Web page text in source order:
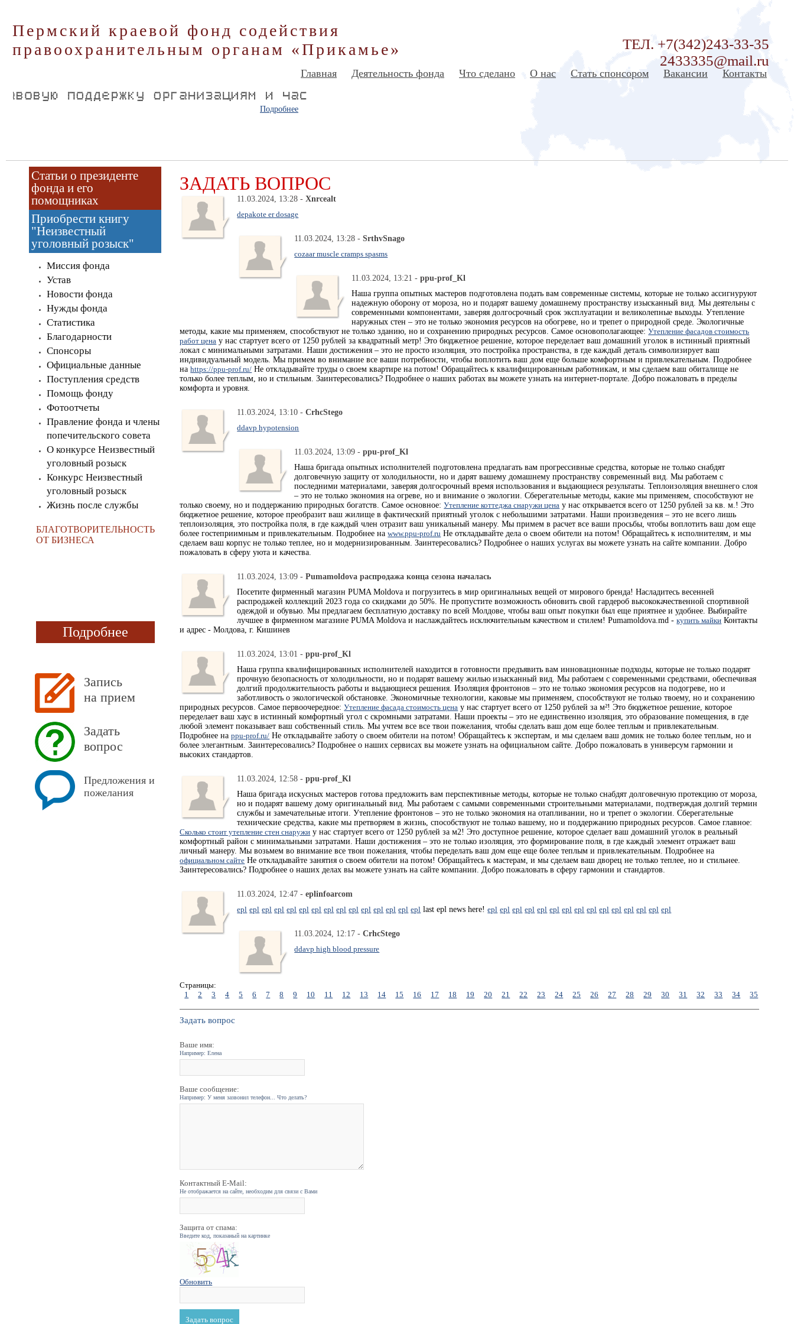
Пермский краевой фонд содействия
правоохранительным органам «Прикамье»
ТЕЛ. +7(342)243-33-35
2433335@mail.ru
Главная Деятельность фонда Что сделано О нас Стать спонсором Вакансии Контакты
Подробнее
Статьи о президенте
фонда и его
помощниках
Приобрести книгу
"Неизвестный
уголовный розыск"
Миссия фонда
Устав
Новости фонда
Нужды фонда
Статистика
Благодарности
Спонсоры
Официальные данные
Поступления средств
Помощь фонду
Фотоотчеты
Правление фонда и члены
попечительского совета
О конкурсе Неизвестный
уголовный розыск
Конкурс Неизвестный
уголовный розыск
Жизнь после службы
БЛАГОТВОРИТЕЛЬНОСТЬ
ОТ БИЗНЕСА
Подробнее
Запись
на прием
Задать
вопрос
Предложения и
пожелания
ЗАДАТЬ ВОПРОС
11.03.2024, 13:28 -Xnrcealt
depakote er dosage
11.03.2024, 13:28 -SrthvSnago
cozaar muscle cramps spasms
11.03.2024, 13:21 -ppu-prof_Kl
Наша группа опытных мастеров подготовлена подать вам современные системы, которые не только ассигнуруют
надежную оборону от мороза, но и подарят вашему домашнему пространству изысканный вид. Мы деятельны с
современными компонентами, заверяя долгосрочный срок эксплуатации и великолепные выходы. Утепление
наружных стен – это не только экономия ресурсов на обогреве, но и трепет о природной среде. Экологичные
методы, какие мы применяем, способствуют не только зданию, но и сохранению природных ресурсов. Самое основополагающее:Утепление фасадов стоимость
работ цена у нас стартует всего от 1250 рублей за квадратный метр! Это бюджетное решение, которое переделает ваш домашний уголок в истинный приятный
локал с минимальными затратами. Наши достижения – это не просто изоляция, это постройка пространства, в где каждый деталь символизирует ваш
индивидуальный модель. Мы примем во внимание все ваши потребности, чтобы воплотить ваш дом еще больше комфортным и привлекательным. Подробнее
наhttps://ppu-prof.ru/ Не откладывайте труды о своем квартире на потом! Обращайтесь к квалифицированным работникам, и мы сделаем ваш обиталище не
только более теплым, но и стильным. Заинтересовались? Подробнее о наших работах вы можете узнать на интернет-портале. Добро пожаловать в пределы
комфорта и уровня.
11.03.2024, 13:10 -CrhcStego
ddavp hypotension
11.03.2024, 13:09 -ppu-prof_Kl
Наша бригада опытных исполнителей подготовлена предлагать вам прогрессивные средства, которые не только снабдят
долговечную защиту от холодильности, но и дарят вашему домашнему пространству современный вид. Мы работаем с
последними материалами, заверяя долгосрочный время использования и выдающиеся результаты. Теплоизоляция внешнего слоя
– это не только экономия на огреве, но и внимание о экологии. Сберегательные методы, какие мы применяем, способствуют не
только своему, но и поддержанию природных богатств. Самое основное:Утепление коттеджа снаружи цена у нас открывается всего от 1250 рублей за кв. м.! Это
бюджетное решение, которое преобразит ваш жилище в фактический приятный уголок с небольшими затратами. Наши произведения – это не всего лишь
теплоизоляция, это постройка поля, в где каждый член отразит ваш уникальный манеру. Мы примем в расчет все ваши просьбы, чтобы воплотить ваш дом еще
более гостеприимным и привлекательным. Подробнее наwww.ppu-prof.ru Не откладывайте дела о своем обители на потом! Обращайтесь к исполнителям, и мы
сделаем ваш корпус не только теплее, но и модернизированным. Заинтересовались? Подробнее о наших услугах вы можете узнать на сайте компании. Добро
пожаловать в сферу уюта и качества.
11.03.2024, 13:09 -Pumamoldova распродажа конца сезона началась
Посетите фирменный магазин PUMA Moldova и погрузитесь в мир оригинальных вещей от мирового бренда! Насладитесь весенней
распродажей коллекций 2023 года со скидками до 50%. Не пропустите возможность обновить свой гардероб высококачественной спортивной
одеждой и обувью. Мы предлагаем бесплатную доставку по всей Молдове, чтобы ваш опыт покупки был еще приятнее и удобнее. Выбирайте
лучшее в фирменном магазине PUMA Moldova и наслаждайтесь исключительным качеством и стилем! Pumamoldova.md -купить майки Контакты
и адрес - Молдова, г. Кишинев
11.03.2024, 13:01 -ppu-prof_Kl
Наша группа квалифицированных исполнителей находится в готовности предъявить вам инновационные подходы, которые не только подарят
прочную безопасность от холодильности, но и подарят вашему жилью изысканный вид. Мы работаем с современными средствами, обеспечивая
долгий продолжительность работы и выдающиеся решения. Изоляция фронтонов – это не только экономия ресурсов на подогреве, но и
заботливость о экологической обстановке. Экономичные технологии, каковые мы применяем, способствуют не только твоему, но и сохранению
природных ресурсов. Самое первоочередное:Утепление фасада стоимость цена у нас стартует всего от 1250 рублей за м²! Это бюджетное решение, которое
переделает ваш хаус в истинный комфортный угол с скромными затратами. Наши проекты – это не единственно изоляция, это образование помещения, в где
любой элемент показывает ваш собственный стиль. Мы учтем все все твои пожелания, чтобы сделать ваш дом еще более теплым и привлекательным.
Подробнее наppu-prof.ru/ Не откладывайте заботу о своем обители на потом! Обращайтесь к экспертам, и мы сделаем ваш домик не только более теплым, но и
более элегантным. Заинтересовались? Подробнее о наших сервисах вы можете узнать на официальном сайте. Добро пожаловать в универсум гармонии и
высоких стандартов.
11.03.2024, 12:58 -ppu-prof_Kl
Наша бригада искусных мастеров готова предложить вам перспективные методы, которые не только снабдят долговечную протекцию от мороза,
но и подарят вашему дому оригинальный вид. Мы работаем с самыми современными строительными материалами, подтверждая долгий термин
службы и замечательные итоги. Утепление фронтонов – это не только экономия на отапливании, но и трепет о экологии. Сберегательные
технические средства, какие мы претворяем в жизнь, способствуют не только вашему, но и поддержанию природных ресурсов. Самое главное:
Сколько стоит утепление стен снаружи у нас стартует всего от 1250 рублей за м2! Это доступное решение, которое сделает ваш домашний уголок в реальный
комфортный район с минимальными затратами. Наши достижения – это не только изоляция, это формирование поля, в где каждый элемент отражает ваш
личный манеру. Мы возьмем во внимание все твои пожелания, чтобы переделать ваш дом еще еще более теплым и привлекательным. Подробнее на
официальном сайте Не откладывайте занятия о своем обители на потом! Обращайтесь к мастерам, и мы сделаем ваш дворец не только теплее, но и стильнее.
Заинтересовались? Подробнее о наших делах вы можете узнать на сайте компании. Добро пожаловать в сферу гармонии и стандартов.
11.03.2024, 12:47 -eplinfoarcom
epl epl epl epl epl epl epl epl epl epl epl epl epl epl epl last epl news here!epl epl epl epl epl epl epl epl epl epl epl epl epl epl epl
11.03.2024, 12:17 -CrhcStego
ddavp high blood pressure
Страницы:
1
2 3 4 5 6 7 8 9 10 11 12 13 14 15 16 17 18 19 20 21 22 23 24 25 26 27 28 29 30 31 32 33 34 35
Задать вопрос
Ваше имя:
Например: Елена
Ваше сообщение:
Например: У меня зазвонил телефон... Что делать?
Контактный E-Mail:
Не отображается на сайте, необходим для связи с Вами
Защита от спама:
Введите код, показаный на картинке
Обновить